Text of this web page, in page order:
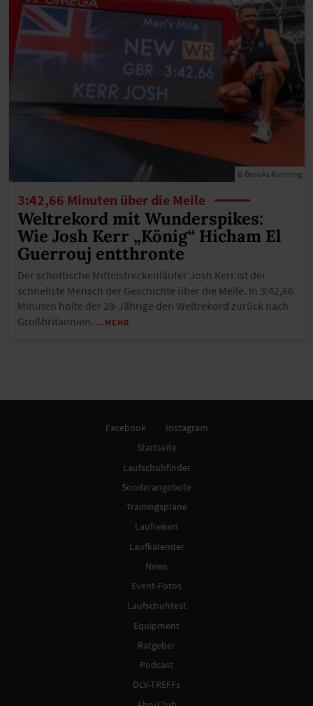
© Brooks Running
3:42,66 Minuten über die Meile
Weltrekord mit Wunderspikes:
Wie Josh Kerr „König“ Hicham El
Guerrouj entthronte
Der schottische Mittelstreckenläufer Josh Kerr ist der
schnellste Mensch der Geschichte über die Meile. In 3:42,66
Minuten holte der 28-Jährige den Weltrekord zurück nach
Großbritannien. …MEHR
Facebook
Instagram
Startseite
Laufschuhfinder
Sonderangebote
Trainingspläne
Laufreisen
Laufkalender
News
Event-Fotos
Laufschuhtest
Equipment
Ratgeber
Podcast
DLV-TREFFs